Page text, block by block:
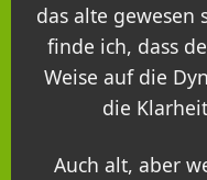
das alte gewesen
finde ich, dass
Weise auf die
die
Auch alt, aber